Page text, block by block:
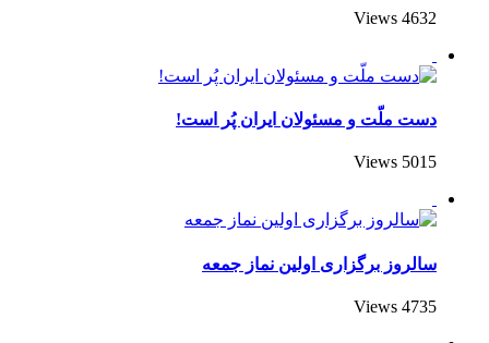
4632 Views
دست ملّت و مسئولان ایران پُر است!
5015 Views
سالروز برگزاری اولین نماز جمعه
4735 Views